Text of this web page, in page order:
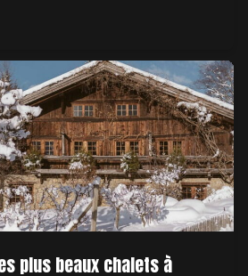
plus beaux chalets à